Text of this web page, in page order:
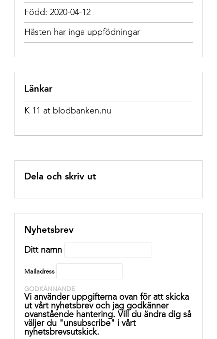
Född: 2020-04-12
Hästen har inga uppfödningar
Länkar
K 11 at blodbanken.nu
Dela och skriv ut
Nyhetsbrev
Ditt namn
Mailadress
GODKÄNNANDE
Vi använder uppgifterna ovan för att skicka
ut vårt nyhetsbrev och jag godkänner
ovanstående hantering. Vill du ändra dig så
väljer du "unsubscribe" i vårt
nyhetsbrevsutskick.